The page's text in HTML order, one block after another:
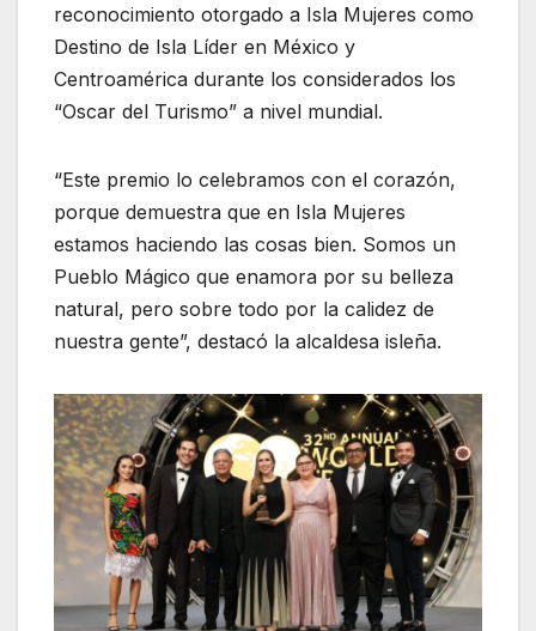
reconocimiento otorgado a Isla Mujeres como
Destino de Isla Líder en México y
Centroamérica durante los considerados los
“Oscar del Turismo” a nivel mundial.
“Este premio lo celebramos con el corazón,
porque demuestra que en Isla Mujeres
estamos haciendo las cosas bien. Somos un
Pueblo Mágico que enamora por su belleza
natural, pero sobre todo por la calidez de
nuestra gente”, destacó la alcaldesa isleña.